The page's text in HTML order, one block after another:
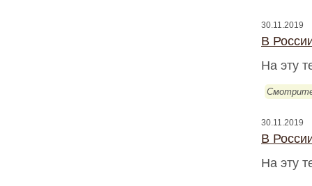
30.11.2019
В
На эту
30.11.2019
В
На эту